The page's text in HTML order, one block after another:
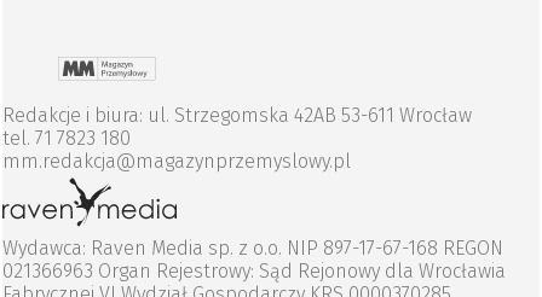
Redakcje i biura: ul. Strzegomska 42AB 53-611 Wrocław
tel. 71 7823 180
mm.redakcja@magazynprzemyslowy.pl
Wydawca: Raven Media sp. z o.o. NIP 897-17-67-168 REGON
021366963 Organ Rejestrowy: Sąd Rejonowy dla Wrocławia